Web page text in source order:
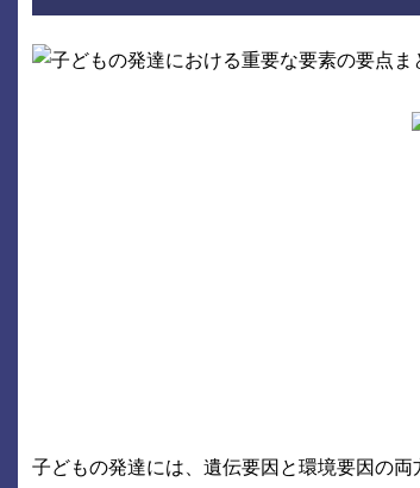
子どもの発達には、遺伝要因と環境要因の